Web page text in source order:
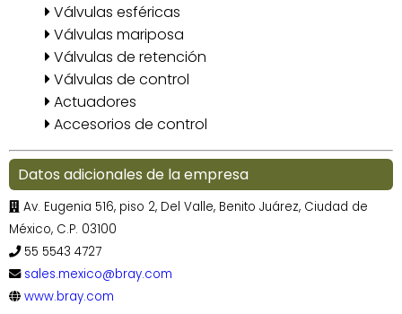
Válvulas esféricas
Válvulas mariposa
Válvulas de retención
Válvulas de control
Actuadores
Accesorios de control
Datos adicionales de la empresa
Av. Eugenia 516, piso 2, Del Valle, Benito Juárez, Ciudad de
México, C.P. 03100
55 5543 4727
sales.mexico@bray.com
www.bray.com